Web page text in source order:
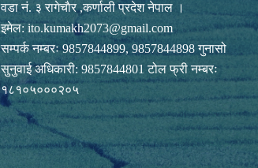
वडा नं. ३ रागेचाैर ,कर्णाली प्रदेश नेपाल ।
इमेल:ito.kumakh2073@gmail.com
सम्पर्क नम्बरः 9857844899, 9857844898 गुनासो
सुनुवाई अधिकारी: 9857844801 टोल फ्री नम्बरः
१८१०५०००२०५